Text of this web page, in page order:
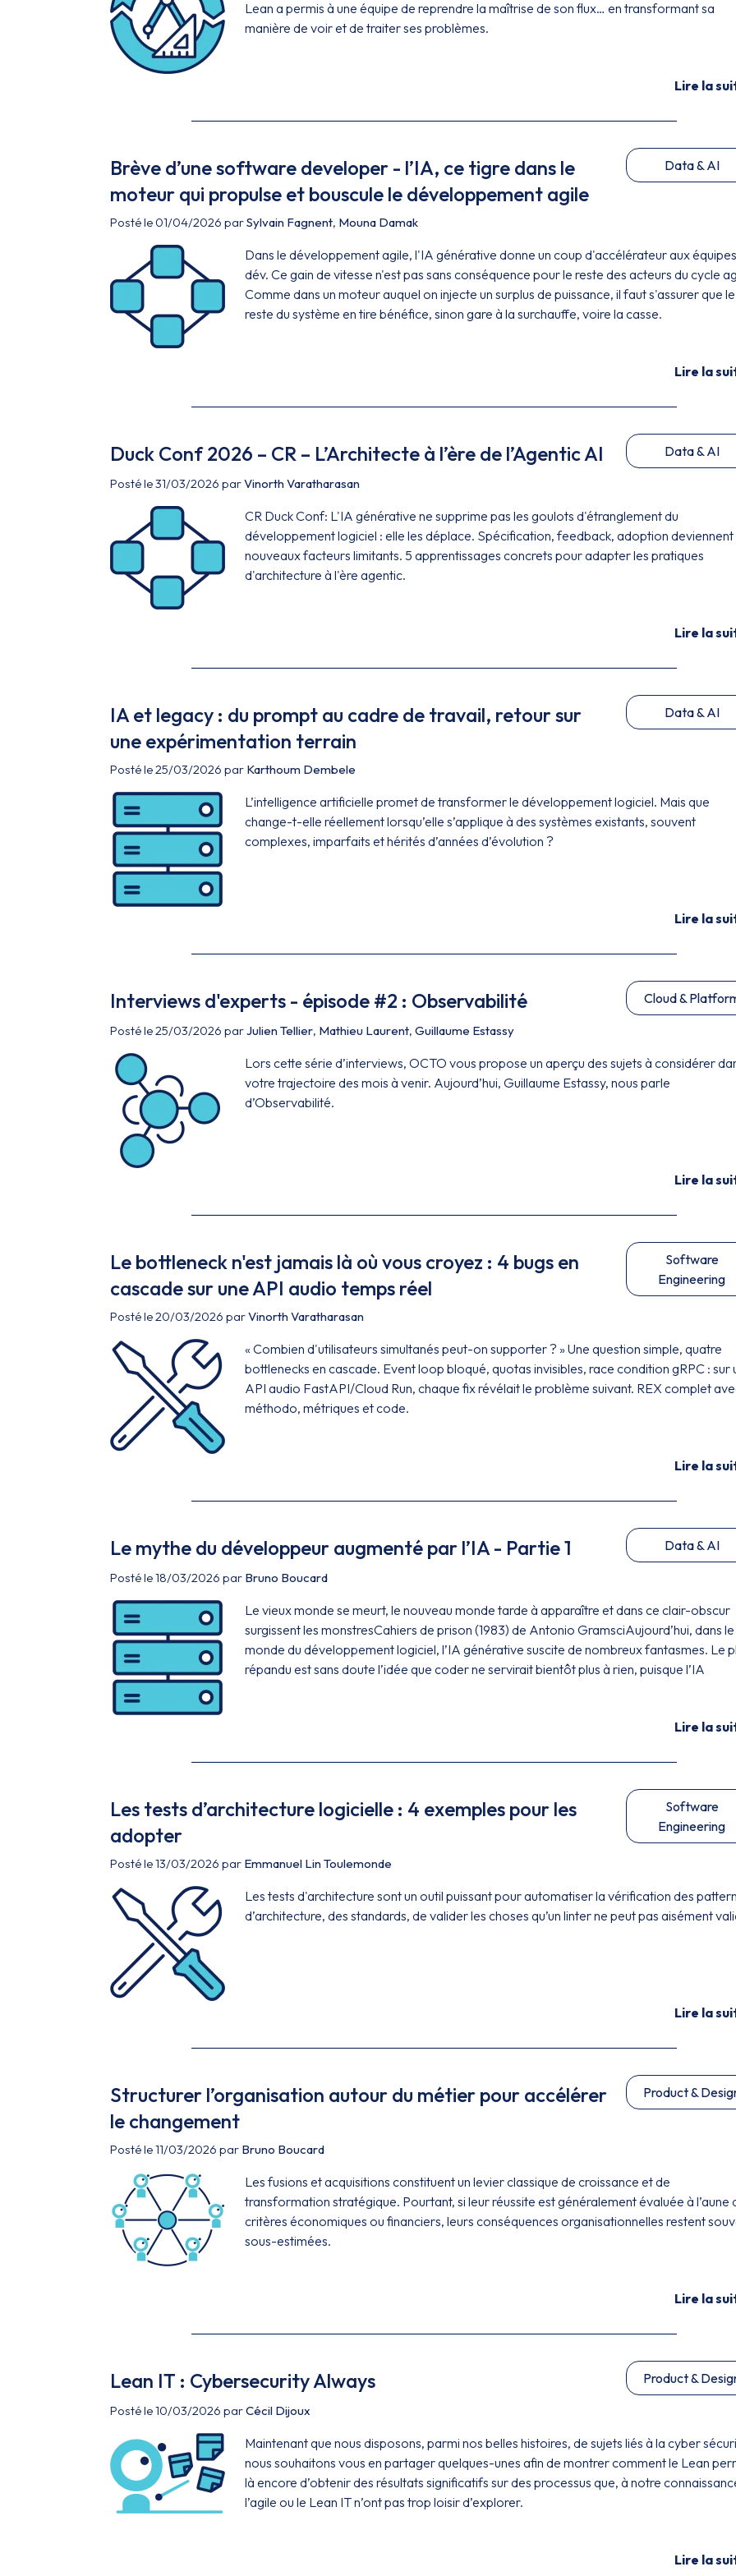
Lean a permis à une équipe de reprendre la maîtrise de son flux… en transformant sa
manière de voir et de traiter ses problèmes.
Lire la
Brève d’une software developer - l’IA, ce tigre dans le
moteur qui propulse et bouscule le développement agile
Data & AI
Posté le 01/04/2026 parSylvain Fagnent, Mouna Damak
Dans le développement agile, l'IA générative donne un coup d'accélérateur aux
dév. Ce gain de vitesse n'est pas sans conséquence pour le reste des acteurs du cycle
Comme dans un moteur auquel on injecte un surplus de puissance, il faut s'assurer que le
reste du système en tire bénéfice, sinon gare à la surchauffe, voire la casse.
Lire la
Duck Conf 2026 – CR – L’Architecte à l’ère de l’Agentic AI Data & AI
Posté le 31/03/2026 parVinorth Varatharasan
CR Duck Conf: L'IA générative ne supprime pas les goulots d'étranglement du
développement logiciel : elle les déplace. Spécification, feedback, adoption deviennent
nouveaux facteurs limitants. 5 apprentissages concrets pour adapter les pratiques
d'architecture à l'ère agentic.
Lire la
IA et legacy : du prompt au cadre de travail, retour sur
une expérimentation terrain
Data & AI
Posté le 25/03/2026 par Karthoum Dembele
L’intelligence artificielle promet de transformer le développement logiciel. Mais que
change-t-elle réellement lorsqu’elle s’applique à des systèmes existants, souvent
complexes, imparfaits et hérités d’années d’évolution ?
Lire la
Interviews d'experts - épisode #2 : Observabilité Cloud &
Posté le 25/03/2026 parJulien Tellier, Mathieu Laurent, Guillaume Estassy
Lors cette série d’interviews, OCTO vous propose un aperçu des sujets à considérer
votre trajectoire des mois à venir. Aujourd’hui, Guillaume Estassy, nous parle
d’Observabilité.
Lire la
Le bottleneck n'est jamais là où vous croyez : 4 bugs en
cascade sur une API audio temps réel
Software
Engineering
Posté le 20/03/2026 parVinorth Varatharasan
« Combien d'utilisateurs simultanés peut-on supporter ? » Une question simple, quatre
bottlenecks en cascade. Event loop bloqué, quotas invisibles, race condition gRPC : sur
API audio FastAPI/Cloud Run, chaque fix révélait le problème suivant. REX complet
méthodo, métriques et code.
Lire la
Le mythe du développeur augmenté par l’IA - Partie 1 Data & AI
Posté le 18/03/2026 par Bruno Boucard
Le vieux monde se meurt, le nouveau monde tarde à apparaître et dans ce clair-obscur
surgissent les monstresCahiers de prison (1983) de Antonio GramsciAujourd’hui, dans le
monde du développement logiciel, l’IA générative suscite de nombreux fantasmes. Le
répandu est sans doute l’idée que coder ne servirait bientôt plus à rien, puisque l’IA
Lire la
Les tests d’architecture logicielle : 4 exemples pour les
adopter
Software
Engineering
Posté le 13/03/2026 par Emmanuel Lin Toulemonde
Les tests d'architecture sont un outil puissant pour automatiser la vérification des
d’architecture, des standards, de valider les choses qu’un linter ne peut pas aisément
Lire la
Structurer l’organisation autour du métier pour accélérer
le changement
Product &
Posté le 11/03/2026 par Bruno Boucard
Les fusions et acquisitions constituent un levier classique de croissance et de
transformation stratégique. Pourtant, si leur réussite est généralement évaluée à l’aune
critères économiques ou financiers, leurs conséquences organisationnelles restent
sous-estimées.
Lire la
Lean IT : Cybersecurity Always Product &
Posté le 10/03/2026 parCécil Dijoux
Maintenant que nous disposons, parmi nos belles histoires, de sujets liés à la cyber
nous souhaitons vous en partager quelques-unes afin de montrer comment le Lean
là encore d’obtenir des résultats significatifs sur des processus que, à notre
l’agile ou le Lean IT n’ont pas trop loisir d’explorer.
Lire la